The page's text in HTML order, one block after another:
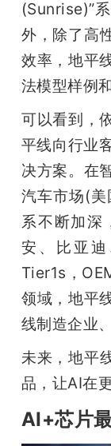
(Sunrise)”
外，除了高
效率，地平
法模型样例
可以看到，
平线向行业
决方案。在
汽车市场(
系不断加深
安、比亚
Tier1s，
领域，地平
线制造企业
未来，地平
品，让AI在
AI+芯片